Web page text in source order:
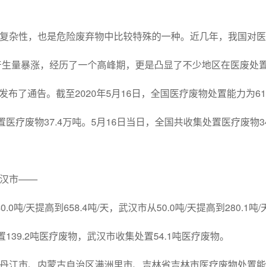
杂性，也是危险废弃物中比较特殊的一种。近几年，我国对
量暴涨，经历了一个高峰期，更是凸显了不少地区在医废处
布了通告。截至2020年5月16日，全国医疗废物处置能力为
疗废物37.4万吨。5月16日当日，全国共收集处置医疗废物
汉市——
吨/天提高到658.4吨/天，武汉市从50.0吨/天提高到280.1吨/
吨医疗废物，武汉市收集处置54.1吨医疗废物。